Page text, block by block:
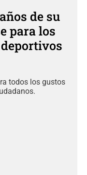
de su
para los
todos los gustos